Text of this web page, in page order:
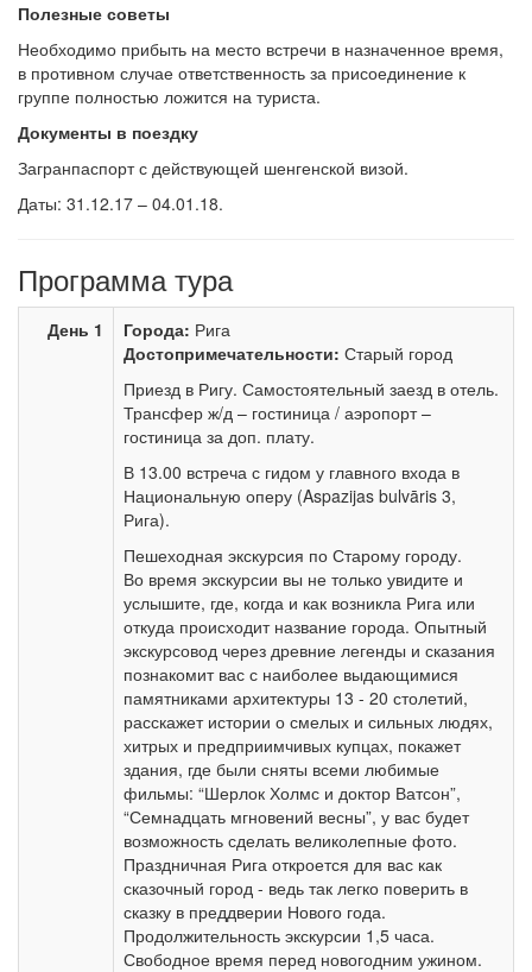
Полезные советы
Необходимо прибыть на место встречи в назначенное время,
в противном случае ответственность за присоединение к
группе полностью ложится на туриста.
Документы в поездку
Загранпаспорт с действующей шенгенской визой.
Даты: 31.12.17 – 04.01.18.
Программа тура
День 1 Города: Рига
Достопримечательности: Старый город
Приезд в Ригу. Самостоятельный заезд в отель.
Трансфер ж/д – гостиница / аэропорт –
гостиница за доп. плату.
В 13.00 встреча с гидом у главного входа в
Национальную оперу (Aspazijas bulvāris 3,
Рига).
Пешеходная экскурсия по Старому городу.
Во время экскурсии вы не только увидите и
услышите, где, когда и как возникла Рига или
откуда происходит название города. Опытный
экскурсовод через древние легенды и сказания
познакомит вас с наиболее выдающимися
памятниками архитектуры 13 - 20 столетий,
расскажет истории о смелых и сильных людях,
хитрых и предприимчивых купцах, покажет
здания, где были сняты всеми любимые
фильмы: “Шерлок Холмс и доктор Ватсон”,
“Семнадцать мгновений весны”, у вас будет
возможность сделать великолепные фото.
Праздничная Рига откроется для вас как
сказочный город - ведь так легко поверить в
сказку в преддверии Нового года.
Продолжительность экскурсии 1,5 часа.
Свободное время перед новогодним ужином.